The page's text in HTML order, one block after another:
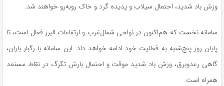
وزش باد شدید، احتمال سیلاب و پدیده گرد و خاک رو‌به‌رو خواهند شد.
سامانه نخست که هم‌اکنون در نواحی شمال‌غرب و ارتفاعات البرز فعال است، تا
پایان روز پنج‌شنبه به فعالیت خود ادامه خواهد داد. این سامانه با رگبار باران،
گاهی رعدوبرق، وزش باد شدید موقت و احتمال بارش تگرگ در نقاط مستعد
همراه است.